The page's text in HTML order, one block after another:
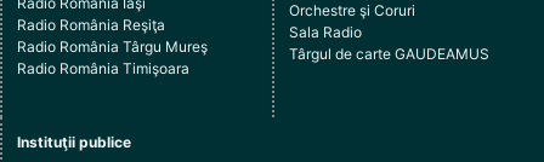
Radio România Reşiţa
Radio România Târgu Mureş
Radio România Timişoara
Orchestre şi Coruri
Sala Radio
Târgul de carte GAUDEAMUS
Instituţii publice